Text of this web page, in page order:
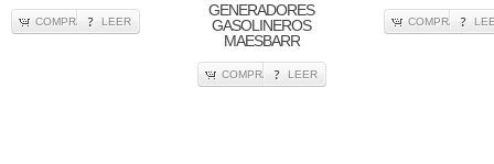
COMPRA LEER
GENERADORES
GASOLINEROS
MAESBARR
COMPRA LEER
COMPRA